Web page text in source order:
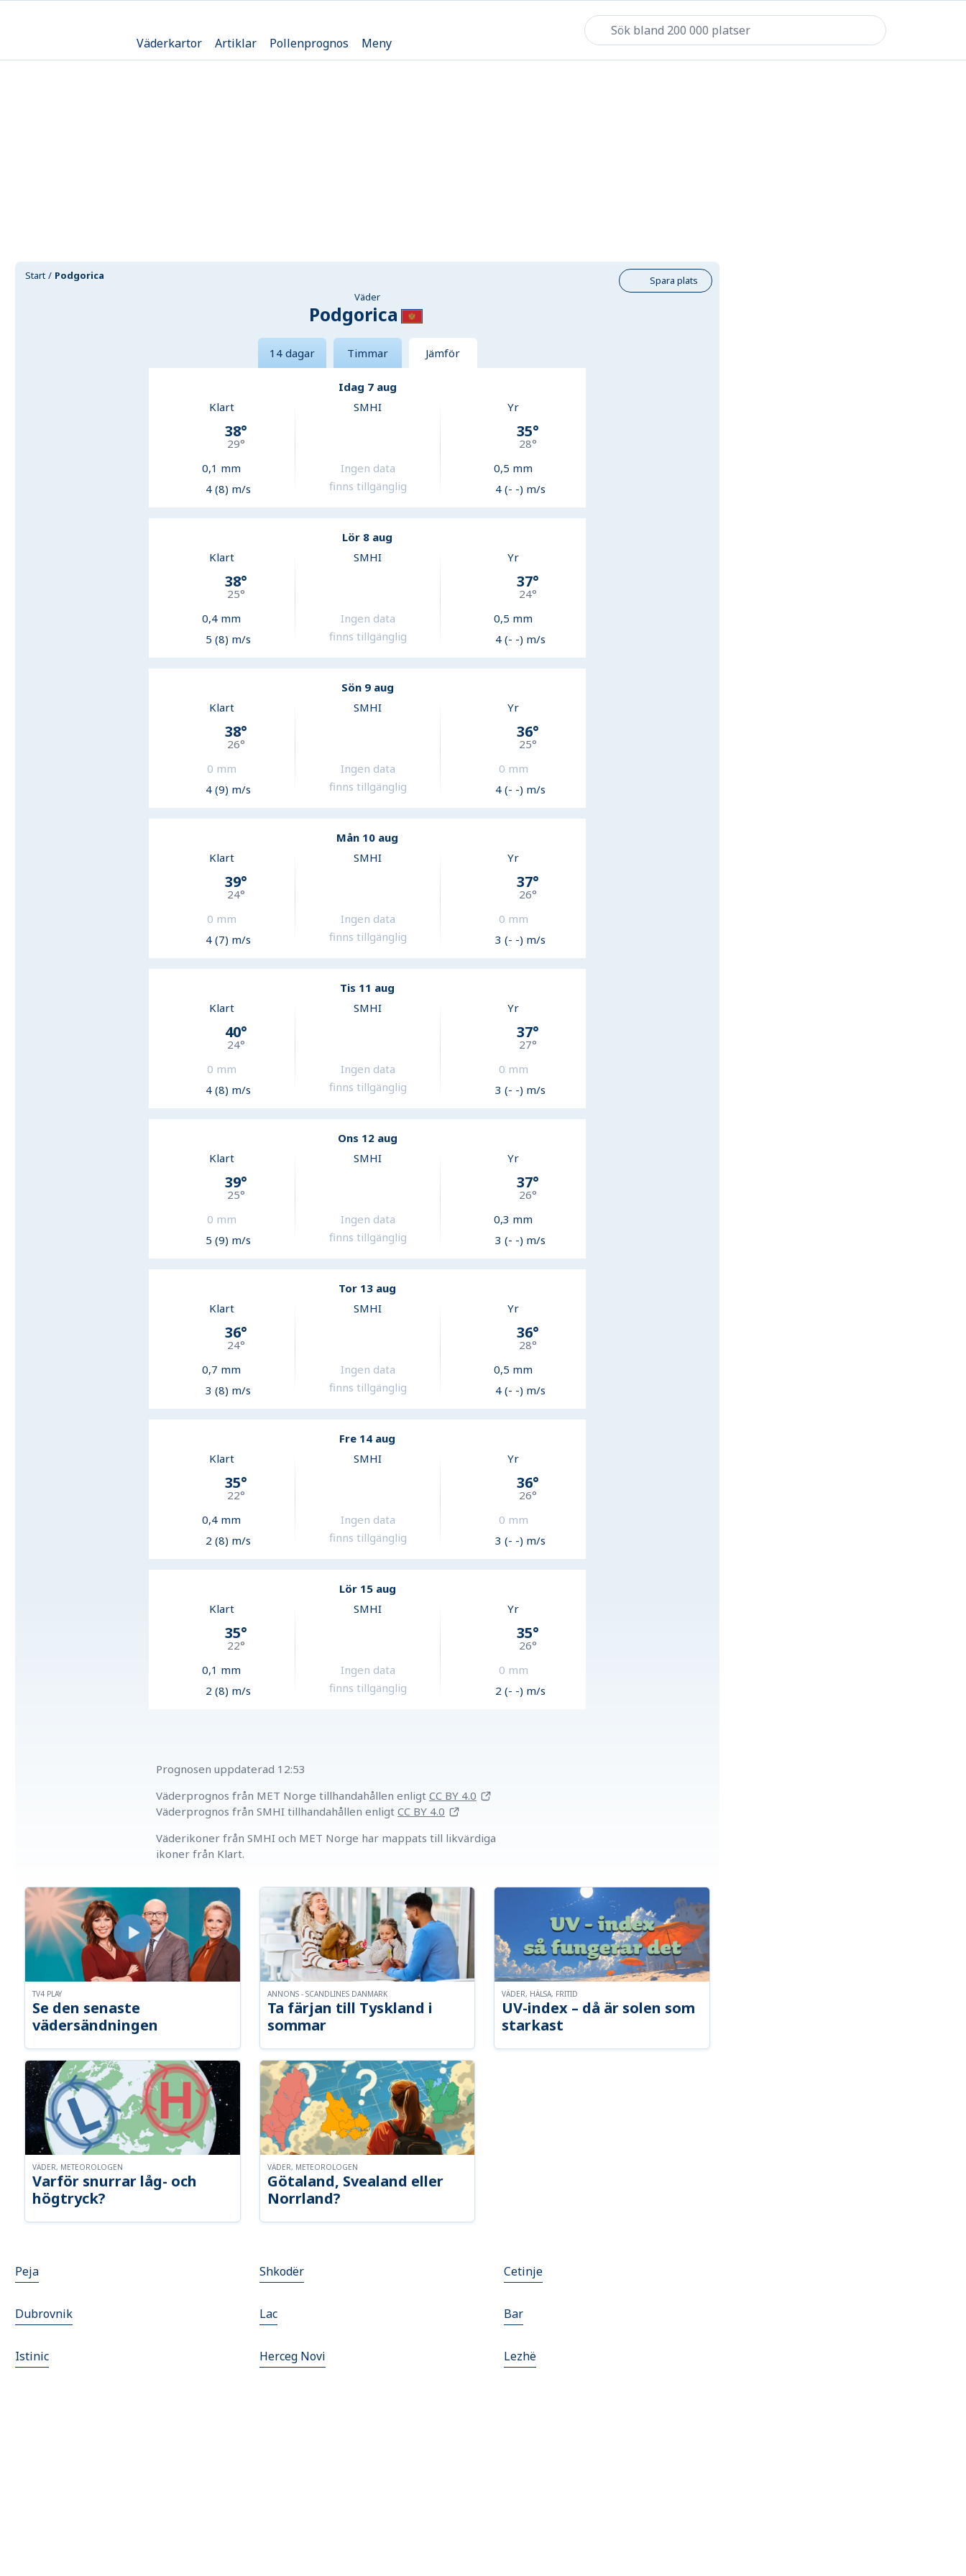
Väderkartor Artiklar Pollenprognos Meny
Start Podgorica
Spara plats
Väder
Podgorica
14 dagar Timmar Jämför
Idag 7 aug
Klart
38°
29°
0,1 mm
4 (8) m/s
SMHI
Ingen data
finns tillgänglig
Yr
35°
28°
0,5 mm
4 (- -) m/s
Lör 8 aug
Klart
38°
25°
0,4 mm
5 (8) m/s
SMHI
Ingen data
finns tillgänglig
Yr
37°
24°
0,5 mm
4 (- -) m/s
Sön 9 aug
Klart
38°
26°
0 mm
4 (9) m/s
SMHI
Ingen data
finns tillgänglig
Yr
36°
25°
0 mm
4 (- -) m/s
Mån 10 aug
Klart
39°
24°
0 mm
4 (7) m/s
SMHI
Ingen data
finns tillgänglig
Yr
37°
26°
0 mm
3 (- -) m/s
Tis 11 aug
Klart
40°
24°
0 mm
4 (8) m/s
SMHI
Ingen data
finns tillgänglig
Yr
37°
27°
0 mm
3 (- -) m/s
Ons 12 aug
Klart
39°
25°
0 mm
5 (9) m/s
SMHI
Ingen data
finns tillgänglig
Yr
37°
26°
0,3 mm
3 (- -) m/s
Tor 13 aug
Klart
36°
24°
0,7 mm
3 (8) m/s
SMHI
Ingen data
finns tillgänglig
Yr
36°
28°
0,5 mm
4 (- -) m/s
Fre 14 aug
Klart
35°
22°
0,4 mm
2 (8) m/s
SMHI
Ingen data
finns tillgänglig
Yr
36°
26°
0 mm
3 (- -) m/s
Lör 15 aug
Klart
35°
22°
0,1 mm
2 (8) m/s
SMHI
Ingen data
finns tillgänglig
Yr
35°
26°
0 mm
2 (- -) m/s
Prognosen uppdaterad 12:53
Väderprognos från MET Norge tillhandahållen enligt CC BY 4.0
Väderprognos från SMHI tillhandahållen enligt CC BY 4.0
Väderikoner från SMHI och MET Norge har mappats till likvärdiga
ikoner från Klart.
Se den senaste
vädersändningen
TV4 PLAY
Ta färjan till Tyskland i
sommar
ANNONS - SCANDLINES DANMARK
UV-index – då är solen som
starkast
VÄDER, HÄLSA, FRITID
Varför snurrar låg- och
högtryck?
VÄDER, METEOROLOGEN
Götaland, Svealand eller
Norrland?
VÄDER, METEOROLOGEN
Peja Shkodër Cetinje
Dubrovnik Lac Bar
Istinic Herceg Novi Lezhë